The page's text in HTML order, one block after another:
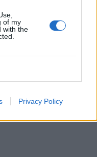
of my
with the
Privacy Policy